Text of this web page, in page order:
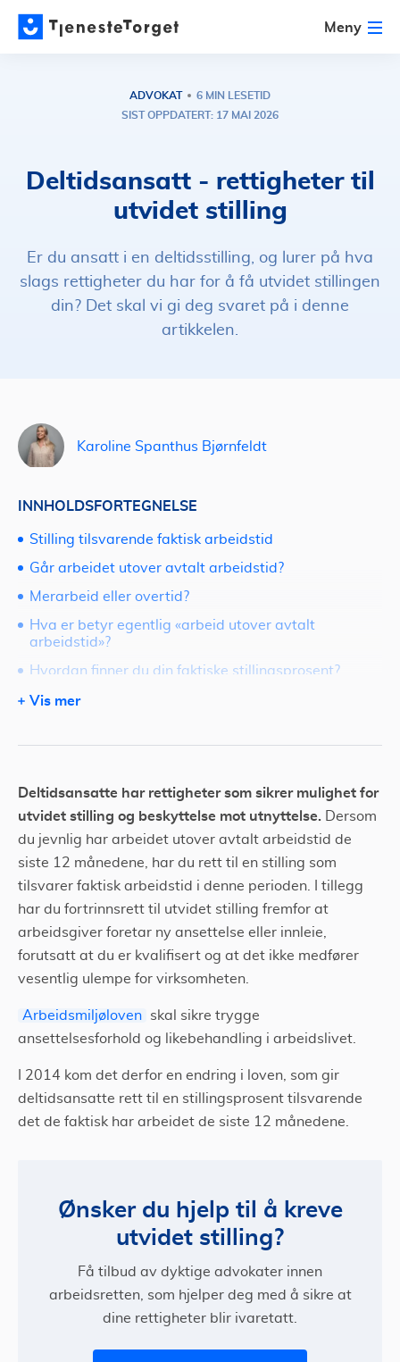
Meny
ADVOKAT
6 MIN LESETID
SIST OPPDATERT: 17 MAI 2026
Deltidsansatt - rettigheter til
utvidet stilling
Er du ansatt i en deltidsstilling, og lurer på hva
slags rettigheter du har for å få utvidet stillingen
din? Det skal vi gi deg svaret på i denne
artikkelen.
Deltidsansatte har rettigheter som sikrer mulighet for
utvidet stilling og beskyttelse mot utnyttelse. Dersom
du jevnlig har arbeidet utover avtalt arbeidstid de
siste 12 månedene, har du rett til en stilling som
tilsvarer faktisk arbeidstid i denne perioden. I tillegg
har du fortrinnsrett til utvidet stilling fremfor at
arbeidsgiver foretar ny ansettelse eller innleie,
forutsatt at du er kvalifisert og at det ikke medfører
vesentlig ulempe for virksomheten.
Arbeidsmiljøloven
skal sikre trygge
ansettelsesforhold og likebehandling i arbeidslivet.
I 2014 kom det derfor en endring i loven, som gir
deltidsansatte rett til en stillingsprosent tilsvarende
det de faktisk har arbeidet de siste 12 månedene.
Ønsker du hjelp til å kreve
utvidet stilling?
Få tilbud av dyktige advokater innen
arbeidsretten, som hjelper deg med å sikre at
dine rettigheter blir ivaretatt.
Karoline Spanthus Bjørnfeldt
INNHOLDSFORTEGNELSE
Stilling tilsvarende faktisk arbeidstid
Går arbeidet utover avtalt arbeidstid?
Merarbeid eller overtid?
Hva er betyr egentlig «arbeid utover avtalt
arbeidstid»?
Hvordan finner du din faktiske stillingsprosent?
Må saken inn for tvisteløsningsnemnda?
Vis mer